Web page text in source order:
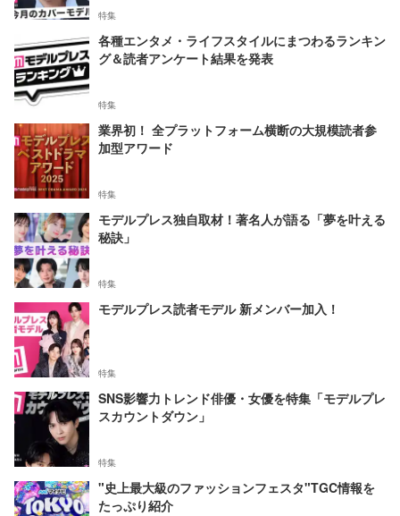
特集
各種エンタメ・ライフスタイルにまつわるランキン
グ＆読者アンケート結果を発表
特集
業界初！ 全プラットフォーム横断の大規模読者参
加型アワード
特集
モデルプレス独自取材！著名人が語る「夢を叶える
秘訣」
特集
モデルプレス読者モデル 新メンバー加入！
特集
SNS影響力トレンド俳優・女優を特集「モデルプレ
スカウントダウン」
特集
"史上最大級のファッションフェスタ"TGC情報を
たっぷり紹介